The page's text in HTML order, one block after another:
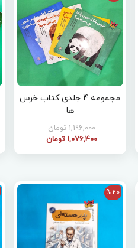
مجموعه 4 جلدی کتاب خرس
ها
1,196,000 تومان
1,076,400 تومان
%20